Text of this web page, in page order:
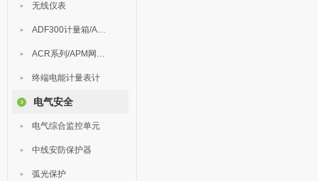
无线仪表
ADF300计量箱/AEW无线计量
ACR系列/APM网络电力仪表
终端电能计量表计
电气安全
电气综合监控单元
中线安防保护器
弧光保护